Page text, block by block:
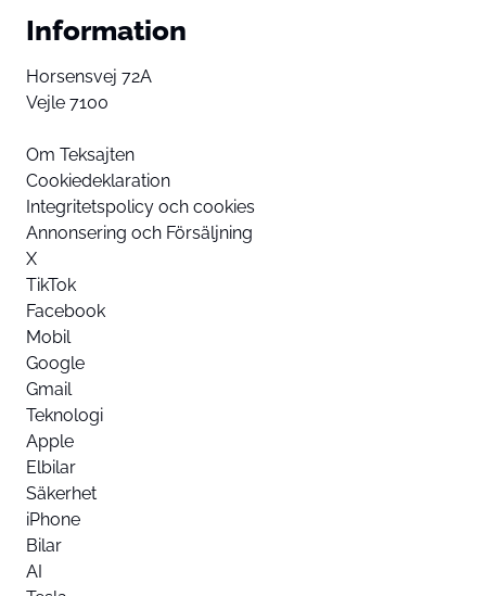
Information
Horsensvej 72A
Vejle 7100
Om Teksajten
Cookiedeklaration
Integritetspolicy och cookies
Annonsering och Försäljning
X
TikTok
Facebook
Mobil
Google
Gmail
Teknologi
Apple
Elbilar
Säkerhet
iPhone
Bilar
AI